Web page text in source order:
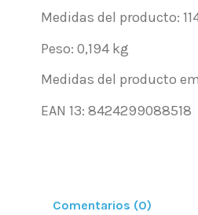
Medidas del producto:
Peso: 0,194 kg
Medidas del producto
EAN 13: 8424299088518
Comentarios (0)